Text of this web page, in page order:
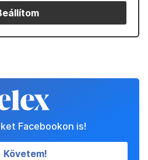
Facebookon is!
Követem!